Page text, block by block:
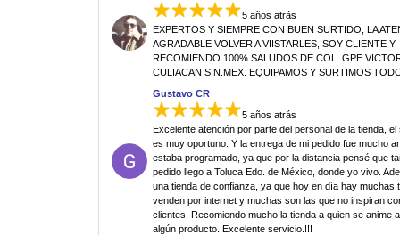
5 años atrás
EXPERTOS Y SIEMPRE CON BUEN SURTIDO, LA
AGRADABLE VOLVER A VIISTARLES, SOY CLIENTE Y
RECOMIENDO 100% SALUDOS DE COL. GPE
CULIACAN SIN.MEX. EQUIPAMOS Y SURTIMOS
Gustavo CR
5 años atrás
Excelente atención por parte del personal de la tienda, el
es muy oportuno. Y la entrega de mi pedido fue mucho
estaba programado, ya que por la distancia pensé que
pedido llego a Toluca Edo. de México, donde yo vivo.
una tienda de confianza, ya que hoy en día hay muchas
venden por internet y muchas son las que no inspiran
clientes. Recomiendo mucho la tienda a quien se anime
algún producto. Excelente servicio.!!!